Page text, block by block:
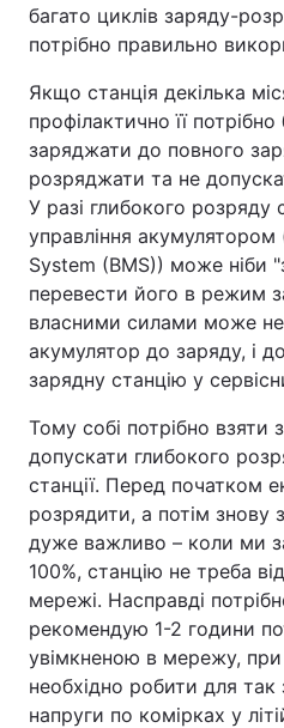
багато циклів заряду-
потрібно правильно
Якщо станція декілька
профілактично її
заряджати до повного
розряджати та не
У разі глибокого розряду
управління
System (BMS)) може ніби
перевести його в режим
власними силами може не
акумулятор до заряду, і
зарядну станцію у
Тому собі потрібно взяти
допускати глибокого
станції. Перед початком
розрядити, а потім знову
дуже важливо – коли ми
100%, станцію не треба
мережі. Насправді
рекомендую 1-2 години
увімкненою в мережу, при
необхідно робити для так
напруги по комірках у